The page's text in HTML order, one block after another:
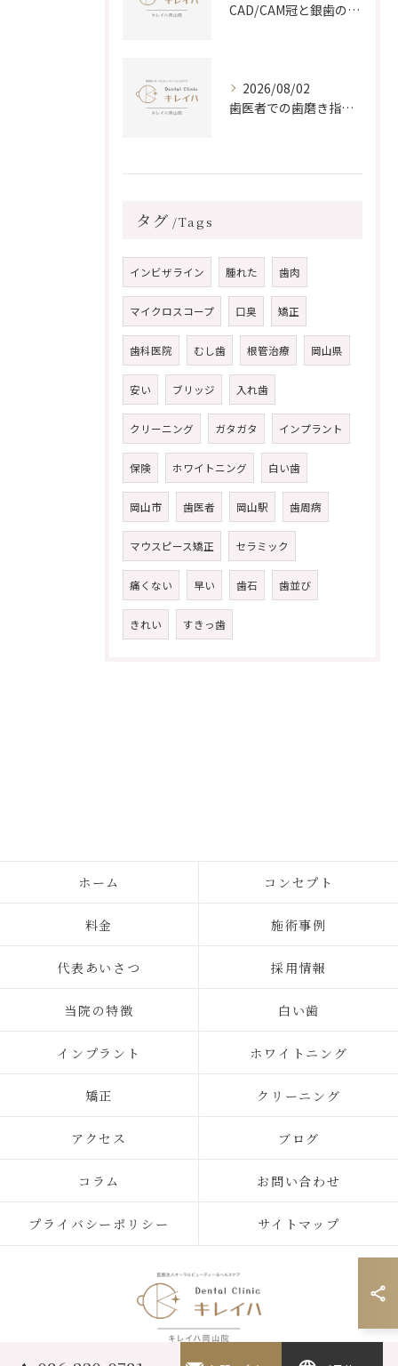
CAD/CAM冠と銀歯の違いを徹底比較し納得できる選択肢を探る
2026/08/02
歯医者での歯磨き指導を受ける前に知っておきたい内容と恥ずかしさを減らす対策
タグ Tags
インビザライン 腫れた 歯肉
マイクロスコープ 口臭 矯正
歯科医院 むし歯 根管治療 岡山県
安い ブリッジ 入れ歯
クリーニング ガタガタ インプラント
保険 ホワイトニング 白い歯
岡山市 歯医者 岡山駅 歯周病
マウスピース矯正 セラミック
痛くない 早い 歯石 歯並び
きれい すきっ歯
ホーム コンセプト
料金 施術事例
代表あいさつ 採用情報
当院の特徴 白い歯
インプラント ホワイトニング
矯正 クリーニング
アクセス ブログ
コラム お問い合わせ
プライバシーポリシー サイトマップ